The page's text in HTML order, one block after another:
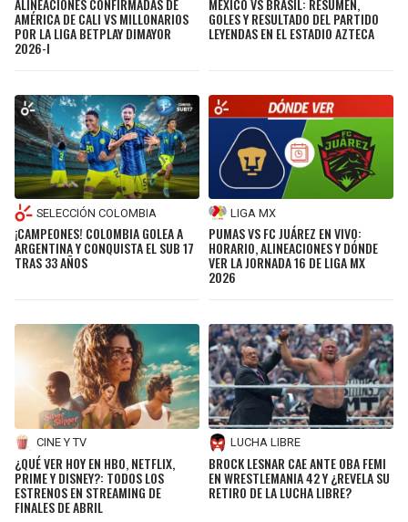
ALINEACIONES CONFIRMADAS DE
AMÉRICA DE CALI VS MILLONARIOS
POR LA LIGA BETPLAY DIMAYOR
2026-I
MÉXICO VS BRASIL: RESUMEN,
GOLES Y RESULTADO DEL PARTIDO
LEYENDAS EN EL ESTADIO AZTECA
SELECCIÓN COLOMBIA
¡CAMPEONES! COLOMBIA GOLEA A
ARGENTINA Y CONQUISTA EL SUB 17
TRAS 33 AÑOS
LIGA MX
PUMAS VS FC JUÁREZ EN VIVO:
HORARIO, ALINEACIONES Y DÓNDE
VER LA JORNADA 16 DE LIGA MX
2026
CINE Y TV
¿QUÉ VER HOY EN HBO, NETFLIX,
PRIME Y DISNEY?: TODOS LOS
ESTRENOS EN STREAMING DE
FINALES DE ABRIL
LUCHA LIBRE
BROCK LESNAR CAE ANTE OBA FEMI
EN WRESTLEMANIA 42 Y ¿REVELA SU
RETIRO DE LA LUCHA LIBRE?